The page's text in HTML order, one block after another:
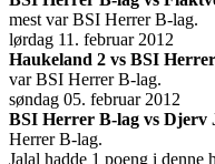
mest var BSI Herrer B-lag.
lørdag 11. februar 2012
Haukeland 2 vs BSI
var BSI Herrer B-lag.
søndag 05. februar 2012
BSI Herrer B-lag vs Djerv
Herrer B-lag.
Jalal hadde 1 poeng i denne